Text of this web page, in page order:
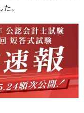
。